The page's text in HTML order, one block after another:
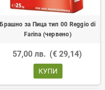
Брашно за Пица тип 00 Reggio di
Farina (червено)
57,00 лв. (€ 29,14)
КУПИ